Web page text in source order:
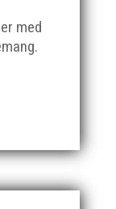
med
12 enkla
väldigt
att
föreningens